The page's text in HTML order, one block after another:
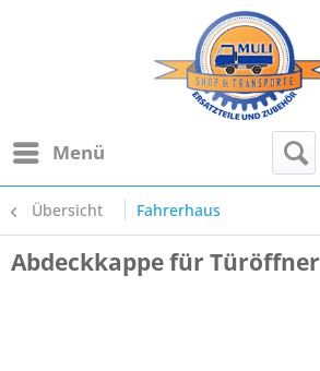
Menü
Übersicht Fahrerhaus
Abdeckkappe für Türöffner